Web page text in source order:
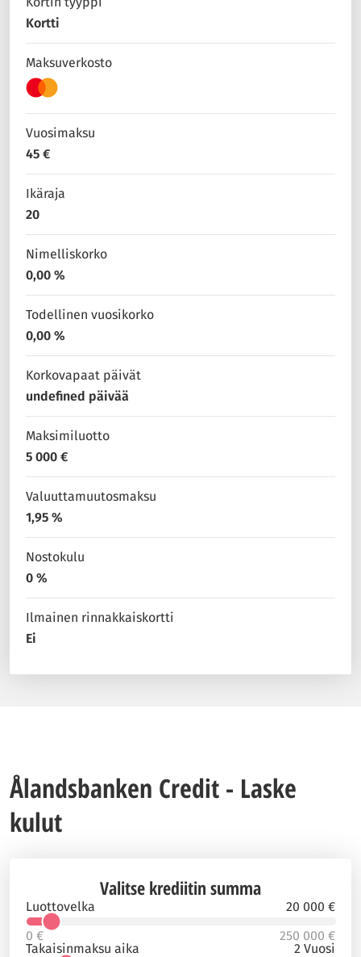
Kortti
Maksuverkosto
Vuosimaksu
45 €
Ikäraja
20
Nimelliskorko
0,00 %
Todellinen vuosikorko
0,00 %
Korkovapaat päivät
undefined päivää
Maksimiluotto
5 000 €
Valuuttamuutosmaksu
1,95 %
Nostokulu
0 %
Ilmainen rinnakkaiskortti
Ei
Ålandsbanken Credit - Laske
kulut
Valitse krediitin summa
Luottovelka
20 000 €
0 €
250 000 €
Takaisinmaksu aika
2 Vuosi